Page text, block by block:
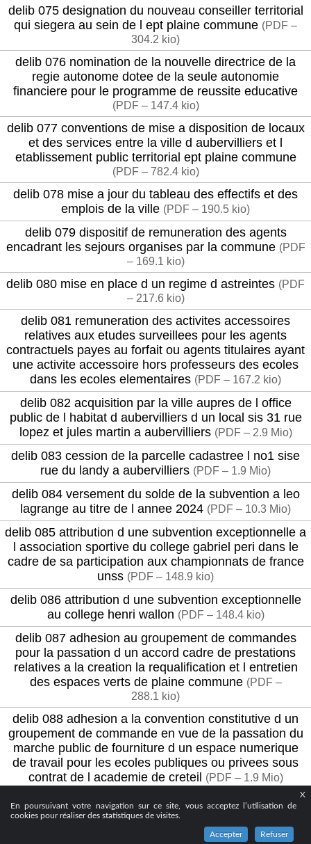
X
En poursuivant votre navigation sur ce site, vous acceptez l’utilisation de
cookies pour réaliser des statistiques de visites.
Accepter Refuser
delib 075 designation du nouveau conseiller territorial
qui siegera au sein de l ept plaine commune (PDF –
304.2 kio)
delib 076 nomination de la nouvelle directrice de la
regie autonome dotee de la seule autonomie
financiere pour le programme de reussite educative
(PDF – 147.4 kio)
delib 077 conventions de mise a disposition de locaux
et des services entre la ville d aubervilliers et l
etablissement public territorial ept plaine commune
(PDF – 782.4 kio)
delib 078 mise a jour du tableau des effectifs et des
emplois de la ville (PDF – 190.5 kio)
delib 079 dispositif de remuneration des agents
encadrant les sejours organises par la commune (PDF
– 169.1 kio)
delib 080 mise en place d un regime d astreintes (PDF
– 217.6 kio)
delib 081 remuneration des activites accessoires
relatives aux etudes surveillees pour les agents
contractuels payes au forfait ou agents titulaires ayant
une activite accessoire hors professeurs des ecoles
dans les ecoles elementaires (PDF – 167.2 kio)
delib 082 acquisition par la ville aupres de l office
public de l habitat d aubervilliers d un local sis 31 rue
lopez et jules martin a aubervilliers (PDF – 2.9 Mio)
delib 083 cession de la parcelle cadastree l no1 sise
rue du landy a aubervilliers (PDF – 1.9 Mio)
delib 084 versement du solde de la subvention a leo
lagrange au titre de l annee 2024 (PDF – 10.3 Mio)
delib 085 attribution d une subvention exceptionnelle a
l association sportive du college gabriel peri dans le
cadre de sa participation aux championnats de france
unss (PDF – 148.9 kio)
delib 086 attribution d une subvention exceptionnelle
au college henri wallon (PDF – 148.4 kio)
delib 087 adhesion au groupement de commandes
pour la passation d un accord cadre de prestations
relatives a la creation la requalification et l entretien
des espaces verts de plaine commune (PDF –
288.1 kio)
delib 088 adhesion a la convention constitutive d un
groupement de commande en vue de la passation du
marche public de fourniture d un espace numerique
de travail pour les ecoles publiques ou privees sous
contrat de l academie de creteil (PDF – 1.9 Mio)
delib 089 constitution d une sccv entre la sem plaine
commune developpement et la societe fair promotion
sur le lot g2 de l operation quartier de la mairie a la